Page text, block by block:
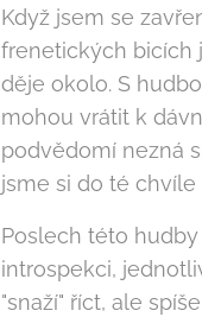
Když jsem se
frenetických bicích
děje okolo. S
mohou vrátit k
podvědomí nezná
jsme si do té
Poslech této
introspekci,
"snaží" říct, ale